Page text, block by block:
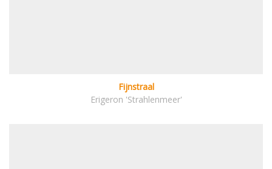
Fijnstraal
Erigeron 'Strahlenmeer'